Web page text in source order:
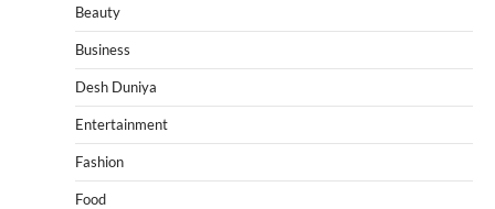
Beauty
Business
Desh Duniya
Entertainment
Fashion
Food